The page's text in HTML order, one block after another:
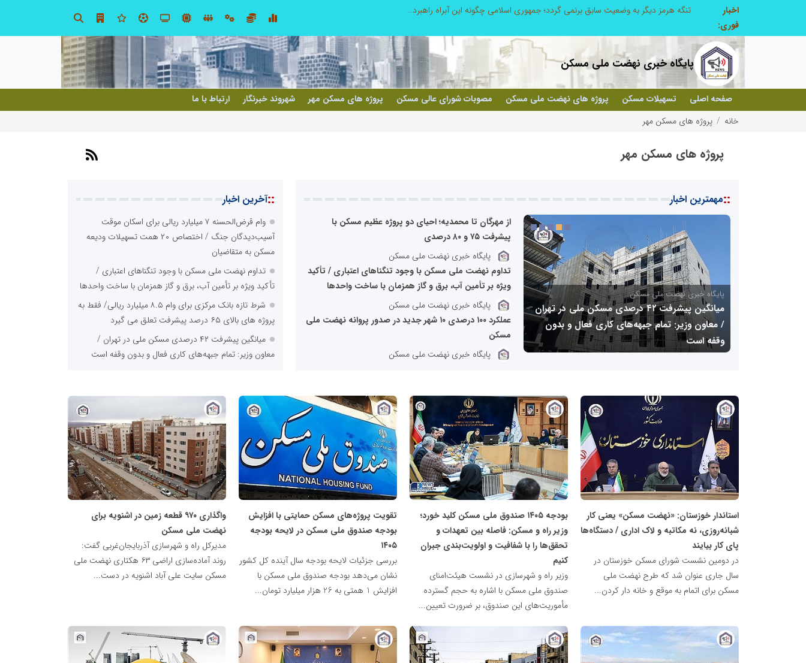
اخبار
فوری:
تنگه هرمز دیگر به وضعیت سابق برنمی گردد؛ جمهوری اسلامی چگونه این آبراه راهبردی را به دال مرکزی نظم امنیتی جدید غرب آسیا تبدیل می کند؟ دکتر مرتضی پرهیزگار: نسخه نجات تعاون، شبکه سازی است، نه ادامه راه قدیم
پایگاه خبری نهضت ملی مسکن
صفحه اصلی تسهیلات مسکن پروژه های نهضت ملی مسکن مصوبات شورای عالی مسکن پروژه های مسکن مهر شهروند خبرنگار
ارتباط با ما
خانه
پروژه های مسکن مهر
پروژه های مسکن مهر
::مهمترین اخبار
میانگین پیشرفت ۴۲ درصدی مسکن ملی در تهران
/ معاون وزیر: تمام جبهه‌های کاری فعال و بدون
وقفه است
پایگاه خبری نهضت ملی مسکن
از مهرگان تا محمدیه؛ احیای دو پروژه عظیم مسکن با
پیشرفت ۷۵ و ۸۰ درصدی
پایگاه خبری نهضت ملی مسکن
تداوم نهضت ملی مسکن با وجود تنگناهای اعتباری / تأکید
ویژه بر تأمین آب، برق و گاز همزمان با ساخت واحدها
پایگاه خبری نهضت ملی مسکن
عملکرد ۱۰۰ درصدی ۱۰ شهر جدید در صدور پروانه نهضت ملی
مسکن
پایگاه خبری نهضت ملی مسکن
::آخرین اخبار
وام قرض‌الحسنه ۷ میلیارد ریالی برای اسکان موقت
آسیب‌دیدگان جنگ / اختصاص ۲۰ همت تسهیلات ودیعه
مسکن به متقاضیان
تداوم نهضت ملی مسکن با وجود تنگناهای اعتباری /
تأکید ویژه بر تأمین آب، برق و گاز همزمان با ساخت واحدها
شرط تازه بانک مرکزی برای وام ۸.۵ میلیارد ریالی/ فقط به
پروژه های بالای ۶۵ درصد پیشرفت تعلق می گیرد
میانگین پیشرفت ۴۲ درصدی مسکن ملی در تهران /
معاون وزیر: تمام جبهه‌های کاری فعال و بدون وقفه است
تفویض اختیارات راهبردی به استانداران تا پایان هفته؛
شتاب‌دهی به تکمیل پروژه‌های مسکن محرومان در اولویت
استاندار خوزستان: «نهضت مسکن» یعنی کار شبانه‌روزی،
نه مکاتبه و لاک اداری / دستگاه‌ها پای کار بیایند
از مهرگان تا محمدیه؛ احیای دو پروژه عظیم مسکن با
پیشرفت ۷۵ و ۸۰ درصدی
فقره وام ۲,۱۹۳ میلیارد تومانی در یک ماه پرداخت شد
آماده‌سازی ۲۵۰۰ واحد مسکن حمایتی برای تحویل به
متقاضیان در تهران / آغاز همزمان پروژه‌های جدید برای ایجاد
تعادل در بازار مسکن
استاندار خوزستان: «نهضت مسکن» یعنی کار
شبانه‌روزی، نه مکاتبه و لاک اداری / دستگاه‌ها
پای کار بیایند
در دومین نشست شورای مسکن خوزستان در
سال جاری عنوان شد که طرح نهضت ملی
مسکن برای اتمام به موقع و خانه دار کردن...
پایگاه
خبری
نهضت
ملی
مسکن
بودجه ۱۴۰۵ صندوق ملی مسکن کلید خورد؛
وزیر راه و مسکن: فاصله بین تعهدات و
تحقق‌ها را با شفافیت و اولویت‌بندی جبران
کنیم
وزیر راه و شهرسازی در نشست هیئت‌امنای
صندوق ملی مسکن با اشاره به حجم گسترده
مأموریت‌های این صندوق، بر ضرورت تعیین...
پایگاه
خبری
نهضت
ملی
مسکن
تقویت پروژه‌های مسکن حمایتی با افزایش
بودجه صندوق ملی مسکن در لایحه بودجه
۱۴۰۵
بررسی جزئیات لایحه بودجه سال آینده کل کشور
نشان می‌دهد بودجه صندوق ملی مسکن با
افزایش 1 همتی به 26 هزار میلیارد تومان...
پایگاه
خبری
نهضت
ملی
مسکن
واگذاری ۹۷۰ قطعه زمین در اشنویه برای
نهضت ملی مسکن
مدیرکل راه و شهرسازی آذربایجان‌غربی گفت:
روند آماده‌سازی اراضی ۶۳ هکتاری نهضت ملی
مسکن سایت علی آباد اشنویه در دست...
پایگاه
خبری
نهضت
ملی
مسکن
پایگاه
پایگاه